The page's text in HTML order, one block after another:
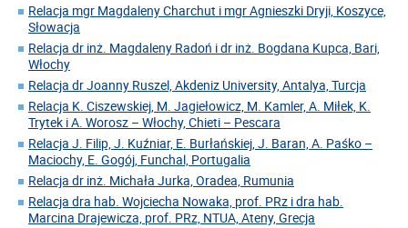
Relacja mgr Magdaleny Charchut i mgr Agnieszki Dryji, Koszyce,
Słowacja
Relacja dr inż. Magdaleny Radoń i dr inż. Bogdana Kupca, Bari,
Włochy
Relacja dr Joanny Ruszel, Akdeniz University, Antalya, Turcja
Relacja K. Ciszewskiej, M. Jagiełowicz, M. Kamler, A. Miłek, K.
Trytek i A. Worosz – Włochy, Chieti – Pescara
Relacja J. Filip, J. Kuźniar, E. Burłańskiej, J. Baran, A. Paśko –
Maciochy, E. Gogój, Funchal, Portugalia
Relacja dr inż. Michała Jurka, Oradea, Rumunia
Relacja dra hab. Wojciecha Nowaka, prof. PRz i dra hab.
Marcina Drajewicza, prof. PRz, NTUA, Ateny, Grecja